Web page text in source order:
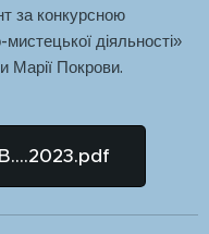
за конкурсною
діяльності»
Марії Покрови.